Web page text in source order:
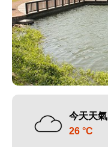
今天天氣
26 °C